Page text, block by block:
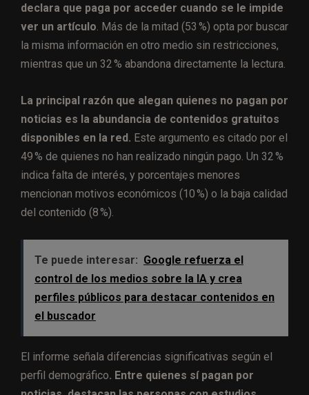
declara que paga por acceder cuando se le impide
ver un artículo . Más de la mitad (53 %) opta por buscar
la misma información en otro medio sin restricciones,
mientras que un 32 % abandona directamente la lectura.
La principal razón que alegan quienes no pagan por
noticias es la abundancia de contenidos gratuitos
disponibles en la red. Este argumento es citado por el
49 % de quienes no han realizado ningún pago. Un 32 %
indica falta de interés, y porcentajes menores
mencionan motivos económicos (10 %) o la baja calidad
del contenido (8 %).
Te puede interesar: Google refuerza el
control de los medios sobre la IA y crea
perfiles públicos para destacar contenidos en
el buscador
El informe señala diferencias significativas según el
perfil demográfico. Entre quienes sí pagan por